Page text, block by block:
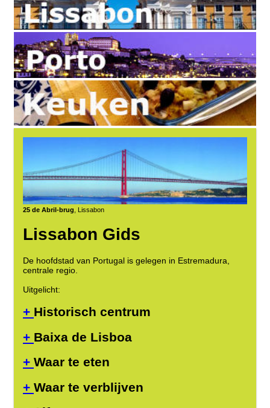
25 de Abril-brug, Lissabon
Lissabon Gids
De hoofdstad van Portugal is gelegen in Estremadura,
centrale regio.
Uitgelicht:
+ Historisch centrum
+ Baixa de Lisboa
+ Waar te eten
+ Waar te verblijven